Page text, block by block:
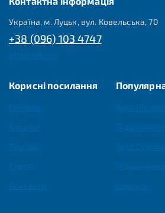
Україна, м. Луцьк, вул. Ковельська, 70
+38 (096) 103 4747
Корисні посилання